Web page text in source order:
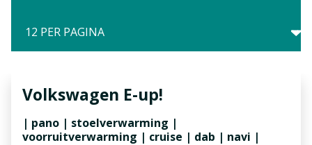
Volkswagen E-up!
| pano | stoelverwarming |
voorruitverwarming | cruise | dab | navi |